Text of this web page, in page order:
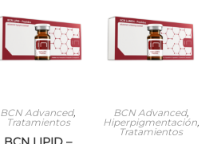
BCN Advanced,
Tratamientos
BCN Advanced,
Hiperpigmentación,
Tratamientos